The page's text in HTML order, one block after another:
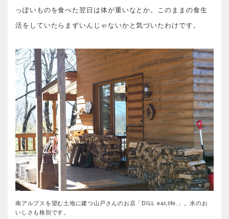
南アルプスを望む土地に建つ山戸さんのお店「DILL eat,life.」。水のお
いしさも格別です。
っぽいものを食べた翌日は体が重いなとか。このままの食生
活をしていたらまずいんじゃないかと気づいたわけです。